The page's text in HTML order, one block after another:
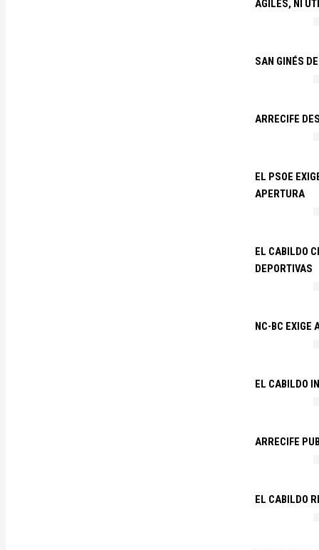
ÁGILES, NI
SAN GINÉS
ARRECIFE
EL PSOE
APERTURA
EL CABILDO
DEPORTIVAS
NC-BC EXIGE
EL CABILDO
ARRECIFE
EL CABILDO